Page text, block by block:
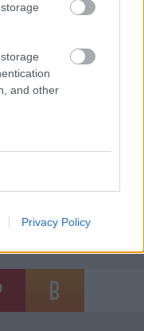
and other
Privacy Policy
a Zsolnay
díj, a Média
díj és a Pro
top 50 között